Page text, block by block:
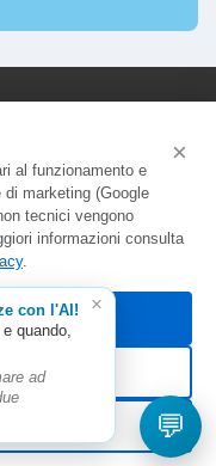
×
al funzionamento e
marketing (Google
tecnici vengono
informazioni consulta
.
💬
con l'AI!
quando,
ad
×
Srl
Pubblico:
Roma
riservati.
preferenze cookie